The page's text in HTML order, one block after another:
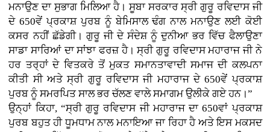
ਮਨਾਉਣ ਦਾ ਸੁਭਾਗ ਮਿਲਿਆ ਹੈ। ਸੂਬਾ ਸਰਕਾਰ ਸ੍ਰੀ ਗੁਰੂ ਰਵਿਦਾਸ ਜੀ
ਦੇ 650ਵੇਂ ਪ੍ਰਕਾਸ਼ ਪੁਰਬ ਨੂੰ ਬੇਮਿਸਾਲ ਢੰਗ ਨਾਲ ਮਨਾਉਣ ਲਈ ਕੋਈ
ਕਸਰ ਨਹੀਂ ਛੱਡੇਗੀ। ਗੁਰੂ ਜੀ ਦੇ ਸੰਦੇਸ਼ ਨੂੰ ਦੁਨੀਆ ਭਰ ਵਿੱਚ ਫੈਲਾਉਣਾ
ਸਾਡਾ ਸਾਰਿਆਂ ਦਾ ਸਾਂਝਾ ਫਰਜ਼ ਹੈ। ਸ੍ਰੀ ਗੁਰੂ ਰਵਿਦਾਸ ਮਹਾਰਾਜ ਜੀ ਨੇ
ਹਰ ਤਰ੍ਹਾਂ ਦੇ ਵਿਤਕਰੇ ਤੋਂ ਮੁਕਤ ਸਮਾਨਤਾਵਾਦੀ ਸਮਾਜ ਦੀ ਕਲਪਨਾ
ਕੀਤੀ ਸੀ ਅਤੇ ਸ੍ਰੀ ਗੁਰੂ ਰਵਿਦਾਸ ਜੀ ਮਹਾਰਾਜ ਦੇ 650ਵੇਂ ਪ੍ਰਕਾਸ਼
ਪੁਰਬ ਨੂੰ ਸਮਰਪਿਤ ਸਾਲ ਭਰ ਚੱਲਣ ਵਾਲੇ ਸਮਾਗਮ ਉਲੀਕੇ ਗਏ ਹਨ।”
ਉਨ੍ਹਾਂ ਕਿਹਾ, “ਸ੍ਰੀ ਗੁਰੂ ਰਵਿਦਾਸ ਜੀ ਮਹਾਰਾਜ ਦਾ 650ਵਾਂ ਪ੍ਰਕਾਸ਼
ਪੁਰਬ ਬਹੁਤ ਹੀ ਧੂਮਧਾਮ ਨਾਲ ਮਨਾਇਆ ਜਾ ਰਿਹਾ ਹੈ ਅਤੇ ਇਸ ਮਕਸਦ